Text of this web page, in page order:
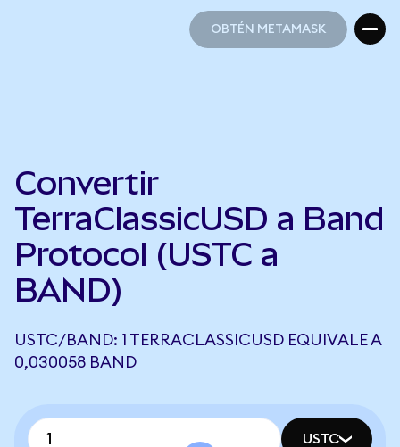
OBTÉN METAMASK
Convertir
TerraClassicUSD a Band
Protocol (USTC a
BAND)
USTC/BAND: 1 TERRACLASSICUSD EQUIVALE A
0,030058 BAND
USTC